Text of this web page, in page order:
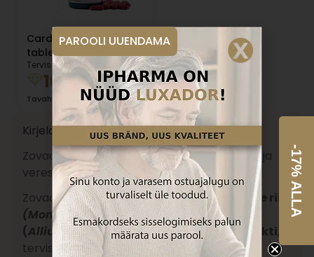
Cardioza Q10 N30
tabletid
Terviseklubi hind:
16.81€
Tavahind 18.08€
Kirjeldus
Zovacor on spetsiaalne toidulisand südame ja
veresoonte tervise säilitamiseks.
Zovacor sisaldabHiina kääritatud punase riisi
(Monascus Purpureus)ja punase sibula
(Allium Cepa) standardiseeritud ekstrakti,
tervisliku kolesterooli taseme säilitamiseks.
-17% ALLA
PAROOLI UUENDAMA